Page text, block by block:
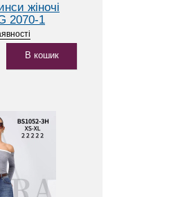
жіночі
2070-1
В кошик